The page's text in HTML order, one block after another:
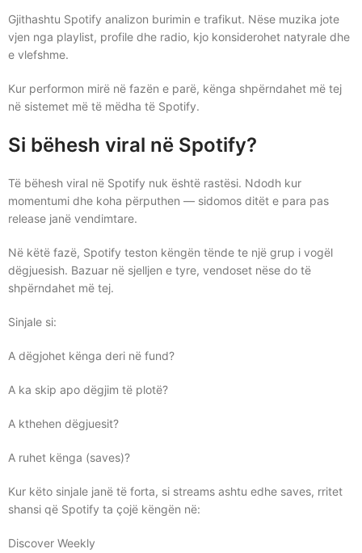
Gjithashtu Spotify analizon burimin e trafikut. Nëse muzika jote
vjen nga playlist, profile dhe radio, kjo konsiderohet natyrale dhe
e vlefshme.
Kur performon mirë në fazën e parë, kënga shpërndahet më tej
në sistemet më të mëdha të Spotify.
Si bëhesh viral në Spotify?
Të bëhesh viral në Spotify nuk është rastësi. Ndodh kur
momentumi dhe koha përputhen — sidomos ditët e para pas
release janë vendimtare.
Në këtë fazë, Spotify teston këngën tënde te një grup i vogël
dëgjuesish. Bazuar në sjelljen e tyre, vendoset nëse do të
shpërndahet më tej.
Sinjale si:
A dëgjohet kënga deri në fund?
A ka skip apo dëgjim të plotë?
A kthehen dëgjuesit?
A ruhet kënga (saves)?
Kur këto sinjale janë të forta, si streams ashtu edhe saves, rritet
shansi që Spotify ta çojë këngën në:
Discover Weekly